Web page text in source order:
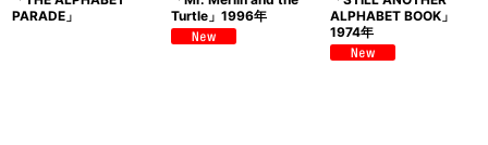
PARADE」
Turtle」1996年
ALPHABET BOOK」
1974年